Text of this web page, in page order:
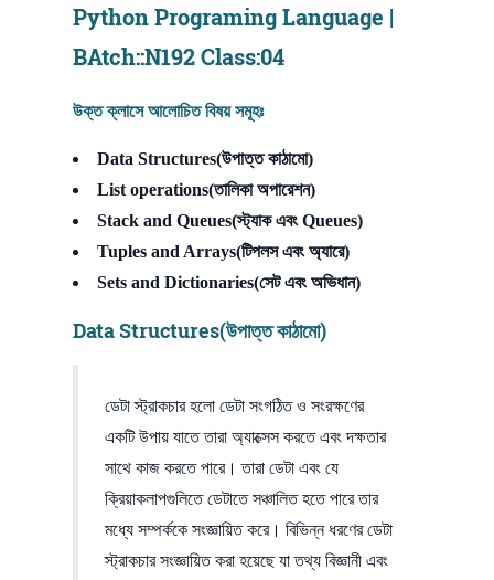
Python Programing Language |
BAtch::N192 Class:04
উক্ত ক্লাসে আলোচিত বিষয় সমূহঃ
Data Structures(উপাত্ত কাঠামো)
List operations(তালিকা অপারেশন)
Stack and Queues(স্ট্যাক এবং Queues)
Tuples and Arrays(টিপলস এবং অ্যারে)
Sets and Dictionaries(সেট এবং অভিধান)
Data Structures(উপাত্ত কাঠামো)
ডেটা স্ট্রাকচার হলো ডেটা সংগঠিত ও সংরক্ষণের
একটি উপায় যাতে তারা অ্যাক্সেস করতে এবং দক্ষতার
সাথে কাজ করতে পারে। তারা ডেটা এবং যে
ক্রিয়াকলাপগুলিতে ডেটাতে সঞ্চালিত হতে পারে তার
মধ্যে সম্পর্ককে সংজ্ঞায়িত করে। বিভিন্ন ধরণের ডেটা
স্ট্রাকচার সংজ্ঞায়িত করা হয়েছে যা তথ্য বিজ্ঞানী এবং